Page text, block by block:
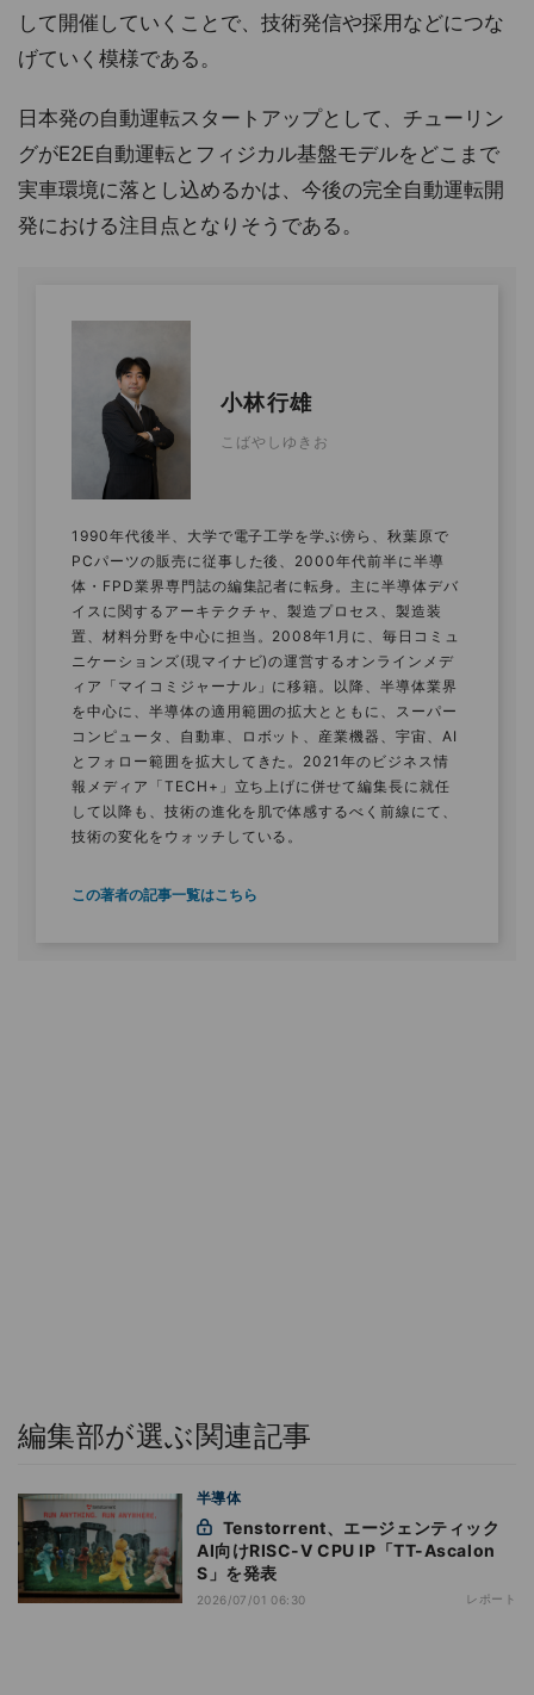
して開催していくことで、技術発信や採用などにつな
げていく模様である。
日本発の自動運転スタートアップとして、チューリン
グがE2E自動運転とフィジカル基盤モデルをどこまで
実車環境に落とし込めるかは、今後の完全自動運転開
発における注目点となりそうである。
小林行雄
こばやしゆきお
1990年代後半、大学で電子工学を学ぶ傍ら、秋葉原で
PCパーツの販売に従事した後、2000年代前半に半導
体・FPD業界専門誌の編集記者に転身。主に半導体デバ
イスに関するアーキテクチャ、製造プロセス、製造装
置、材料分野を中心に担当。2008年1月に、毎日コミュ
ニケーションズ(現マイナビ)の運営するオンラインメデ
ィア「マイコミジャーナル」に移籍。以降、半導体業界
を中心に、半導体の適用範囲の拡大とともに、スーパー
コンピュータ、自動車、ロボット、産業機器、宇宙、AI
とフォロー範囲を拡大してきた。2021年のビジネス情
報メディア「TECH+」立ち上げに併せて編集長に就任
して以降も、技術の進化を肌で体感するべく前線にて、
技術の変化をウォッチしている。
この著者の記事一覧はこちら
編集部が選ぶ関連記事
半導体
AI向けRISC-V CPU IP「TT-Ascalon
S」を発表
2026/07/01 06:30 レポート